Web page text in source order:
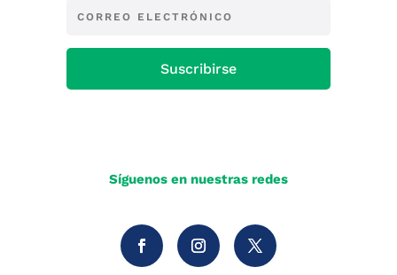
Suscribirse
Síguenos en nuestras redes